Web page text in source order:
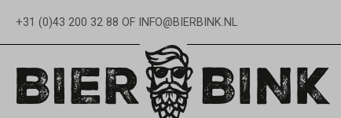
Ga naar de hoofdnavigatie
+31 (0)43 200 32 88 OF INFO@BIERBINK.NL